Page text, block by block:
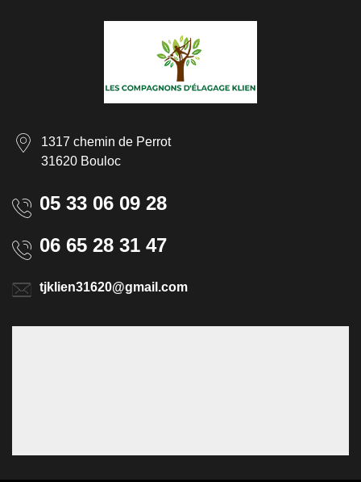
1317 chemin de Perrot
31620 Bouloc
05 33 06 09 28
06 65 28 31 47
tjklien31620@gmail.com